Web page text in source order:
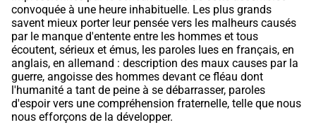
convoquée à une heure inhabituelle. Les plus grands
savent mieux porter leur pensée vers les malheurs causés
par le manque d'entente entre les hommes et tous
écoutent, sérieux et émus, les paroles Iues en français, en
anglais, en allemand : description des maux causes par la
guerre, angoisse des hommes devant ce fléau dont
l'humanité a tant de peine à se débarrasser, paroles
d'espoir vers une compréhension fraternelle, telle que nous
nous efforçons de la développer.